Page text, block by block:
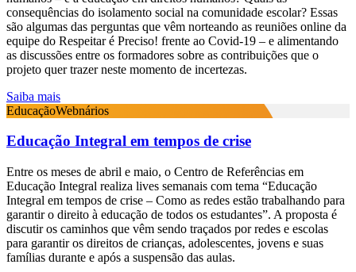
consequências do isolamento social na comunidade escolar? Essas
são algumas das perguntas que vêm norteando as reuniões online da
equipe do Respeitar é Preciso! frente ao Covid-19 – e alimentando
as discussões entre os formadores sobre as contribuições que o
projeto quer trazer neste momento de incertezas.
Saiba mais
EducaçãoWebnários
Educação Integral em tempos de crise
Entre os meses de abril e maio, o Centro de Referências em
Educação Integral realiza lives semanais com tema “Educação
Integral em tempos de crise – Como as redes estão trabalhando para
garantir o direito à educação de todos os estudantes”. A proposta é
discutir os caminhos que vêm sendo traçados por redes e escolas
para garantir os direitos de crianças, adolescentes, jovens e suas
famílias durante e após a suspensão das aulas.